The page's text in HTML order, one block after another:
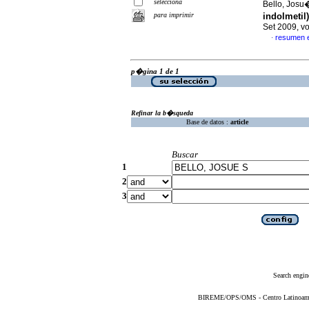
selecciona
para imprimir
Bello,
Set 2009,
· resumen
p�gina 1 de 1
Refinar la b�squeda
Base de datos : article
Buscar
1
2
3
Search
BIREME/OPS/OMS - Centro